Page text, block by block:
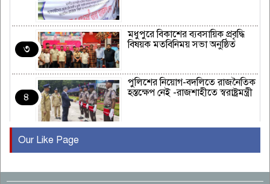
৩
মধুপুরে বিকাশের ব্যবসায়িক প্রবৃদ্ধি
বিষয়ক মতবিনিময় সভা অনুষ্ঠিত
৪
পুলিশের নিয়োগ-বদলিতে রাজনৈতিক
হস্তক্ষেপ নেই -রাজশাহীতে স্বরাষ্ট্রমন্ত্রী
৫
বছর পূর্তি উদযাপন
Our Like Page